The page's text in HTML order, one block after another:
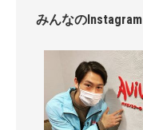
みんなのInstagram